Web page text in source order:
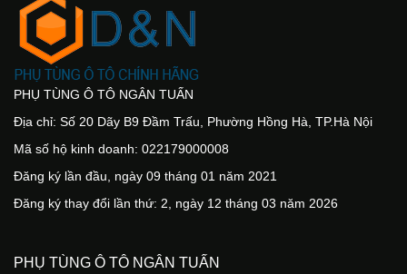
PHỤ TÙNG Ô TÔ NGÂN TUẤN
Địa chỉ: Số 20 Dãy B9 Đầm Trấu, Phường Hồng Hà, TP.Hà Nội
Mã số hộ kinh doanh: 022179000008
Đăng ký lần đầu, ngày 09 tháng 01 năm 2021
Đăng ký thay đổi lần thứ: 2, ngày 12 tháng 03 năm 2026
PHỤ TÙNG Ô TÔ NGÂN TUẤN